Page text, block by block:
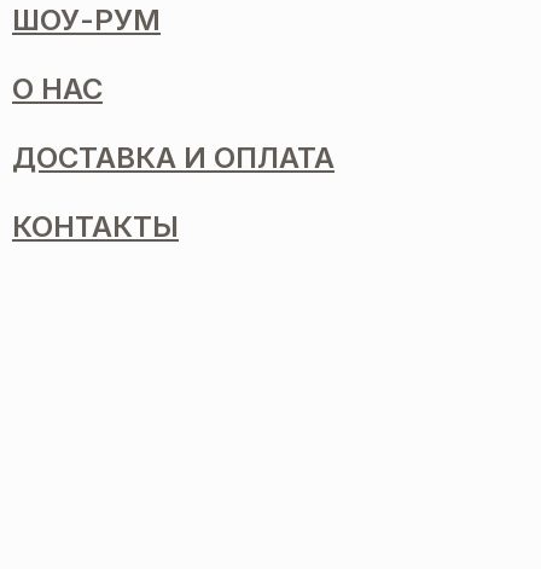
ШОУ-РУМ
О НАС
ДОСТАВКА И ОПЛАТА
КОНТАКТЫ